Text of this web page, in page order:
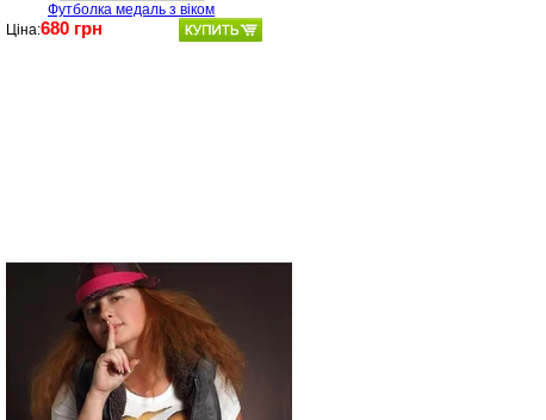
Футболка медаль з віком
Ціна:680 грн